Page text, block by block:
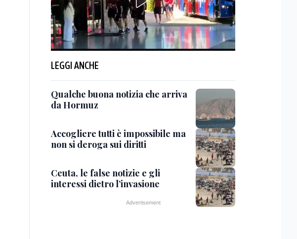
LEGGI ANCHE
Qualche buona notizia che arriva
da Hormuz
Accogliere tutti è impossibile ma
non si deroga sui diritti
Ceuta, le false notizie e gli
interessi dietro l’invasione